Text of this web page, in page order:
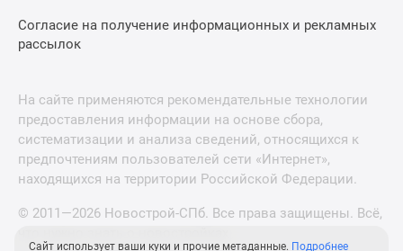
Согласие на получение информационных и рекламных
рассылок
На сайте применяются рекомендательные технологии
предоставления информации на основе сбора,
систематизации и анализа сведений, относящихся к
предпочтениям пользователей сети «Интернет»,
находящихся на территории Российской Федерации.
© 2011—2026 Новострой-СПб. Все права защищены. Всё,
Сайт использует ваши куки и прочие метаданные. Подробнее